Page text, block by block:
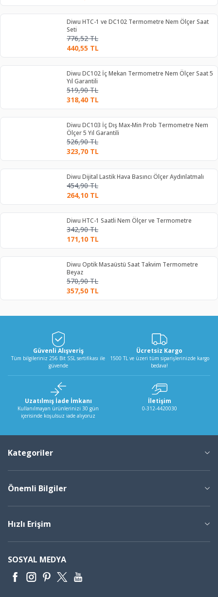
Diwu HTC-1 ve DC102 Termometre Nem Ölçer Saat
Seti
776,52TL
440,55 TL
Diwu DC102 İç Mekan Termometre Nem Ölçer Saat 5
Yıl Garantili
519,90TL
318,40 TL
Diwu DC103 İç Dış Max-Min Prob Termometre Nem
Ölçer 5 Yıl Garantili
526,90TL
323,70 TL
Diwu Dijital Lastik Hava Basıncı Ölçer Aydınlatmalı
454,90TL
264,10 TL
Diwu HTC-1 Saatli Nem Ölçer ve Termometre
342,90TL
171,10 TL
Diwu Optik Masaüstü Saat Takvim Termometre
Beyaz
570,90TL
357,50 TL
Güvenli Alışveriş
Tüm bilgileriniz 256 Bit SSL sertifikası ile
güvende
Ücretsiz Kargo
1500 TL ve üzeri tüm siparişlerinizde kargo
bedava!
Uzatılmış İade İmkanı
Kullanılmayan ürünlerinizi 30 gün
içerisinde koşulsuz iade alıyoruz
İletişim
0-312-4420030
Kategoriler
Önemli Bilgiler
Hızlı Erişim
SOSYAL MEDYA